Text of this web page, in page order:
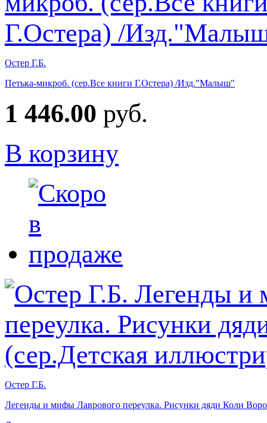
Остер Г.Б.
Петька-микроб. (сер.Все книги Г.Остера) /Изд."Малыш"
1 446.00 руб.
В корзину
Остер Г.Б.
Легенды и мифы Лаврового переулка. Рисунки дяди Коли